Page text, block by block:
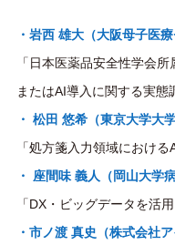
・岩西 雄大（大阪母子医療
「日本医薬品安全性学会
またはAI導入に関する実態
・ 松田 悠希（東京大学大
「処方箋入力領域におけ
・ 座間味 義人（岡山大学
「DX・ビッグデータを活
・市ノ渡 真史（株式会社